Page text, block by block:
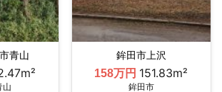
青山
山
鉾田市上沢
158万円 151.83m²
鉾田市